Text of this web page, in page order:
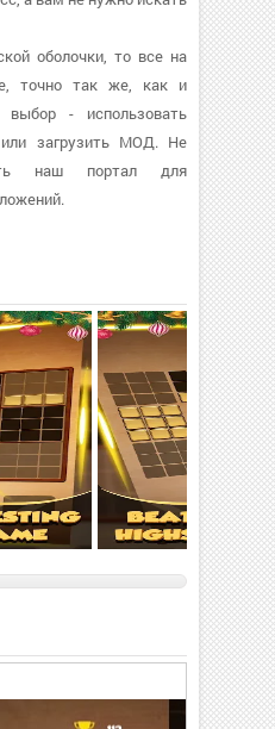
оболочки, то все на
точно так же, как и
- использовать
загрузить МОД. Не
наш портал для